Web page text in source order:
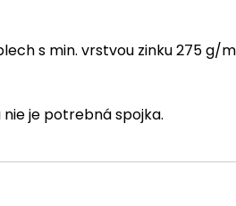
s min. vrstvou zinku 275 g/
je potrebná spojka.